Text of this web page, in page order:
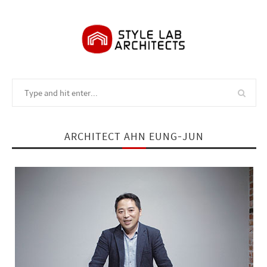
ARCHITECT AHN EUNG-JUN